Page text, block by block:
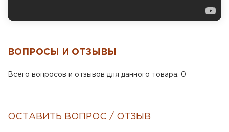
ВОПРОСЫ И ОТЗЫВЫ
Всего вопросов и отзывов для данного товара: 0
ОСТАВИТЬ ВОПРОС / ОТЗЫВ